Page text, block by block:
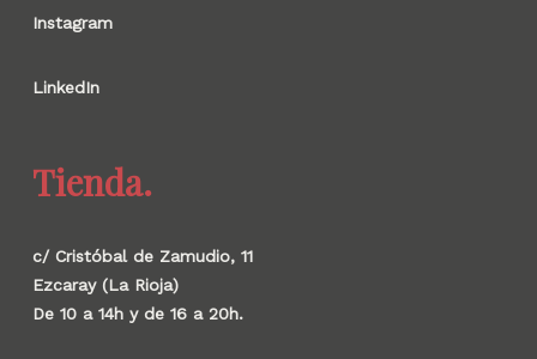
Instagram
LinkedIn
Tienda.
c/ Cristóbal de Zamudio, 11
Ezcaray (La Rioja)
De 10 a 14h y de 16 a 20h.